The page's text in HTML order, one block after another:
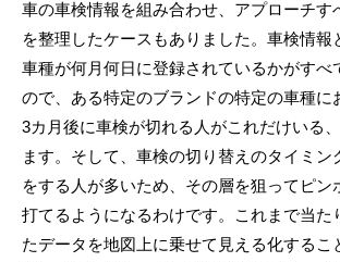
車の車検情報を組み合わせ、アプローチす
を整理したケースもありました。車検情報
車種が何月何日に登録されているかがすべ
ので、ある特定のブランドの特定の車種に
3カ月後に車検が切れる人がこれだけいる
ます。そして、車検の切り替えのタイミン
をする人が多いため、その層を狙ってピン
打てるようになるわけです。これまで当た
たデータを地図上に乗せて見える化するこ